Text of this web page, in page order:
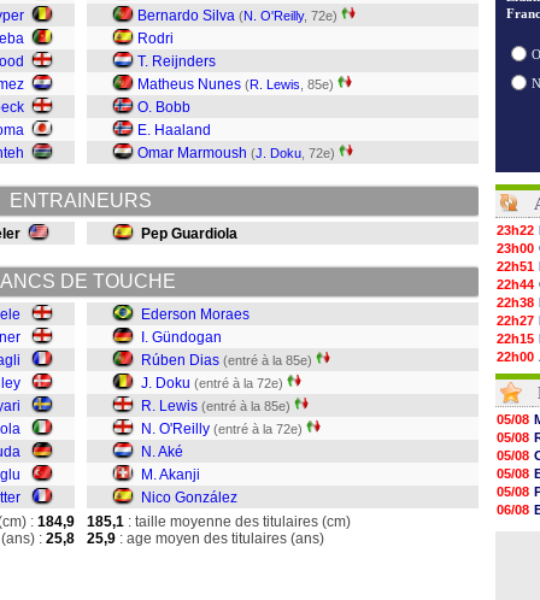
Bernardo Silva (N. O'Reilly, 72e)
Rodri
T. Reijnders
Matheus Nunes (R. Lewis , 85e)
O. Bobb
E. Haaland
Omar Marmoush (J. Doku , 72e)
ENTRAINEURS
Pep Guardiola
DE TOUCHE
Ederson Moraes
I. Gündogan
Rúben Dias (entré à la 85e)
J. Doku (entré à la 72e)
R. Lewis (entré à la 85e)
N. O'Reilly (entré à la 72e)
N. Aké
M. Akanji
Nico González
: 184,9
: 25,8
185,1 : taille moyenne des titulaires (cm)
25,9 : age moyen des titulaires (ans)
23h22
23h00
22h51
22h44
22h38
22h27
22h15
22h00
21h48
21h39
21h26
21h05
20h47
20h30
20h18
20h04
19h47
05/08
05/08
05/08
05/08
05/08
06/08